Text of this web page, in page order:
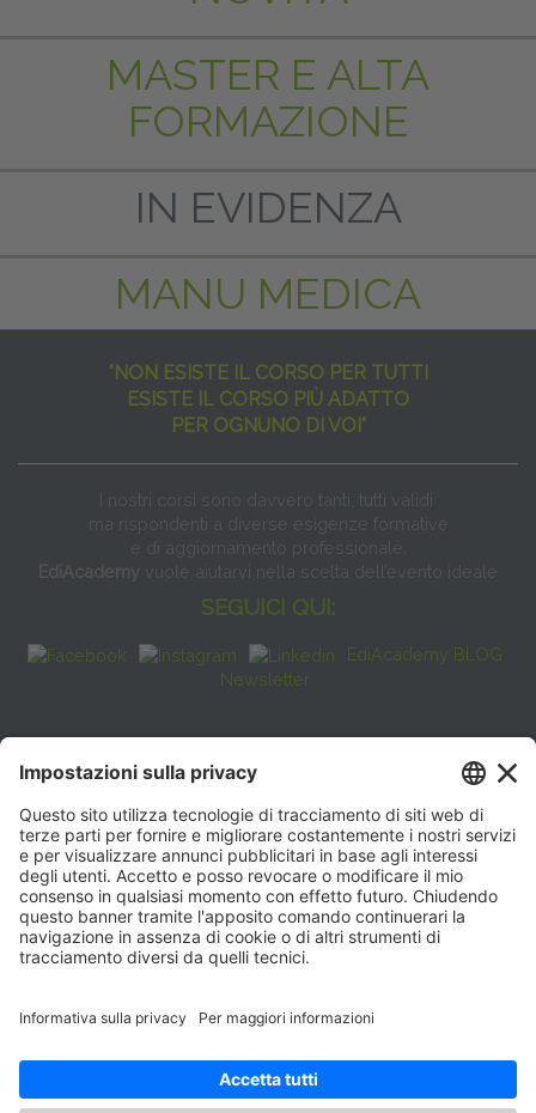
MASTER E ALTA
FORMAZIONE
IN EVIDENZA
MANU MEDICA
"NON ESISTE IL CORSO PER TUTTI
ESISTE IL CORSO PIÙ ADATTO
PER OGNUNO DI VOI"
I nostri corsi sono davvero tanti, tutti validi
ma rispondenti a diverse esigenze formative
e di aggiornamento professionale.
EdiAcademy vuole aiutarvi nella scelta dell’evento ideale
SEGUICI QUI:
EdiAcademy BLOG
Newsletter
FAQ
CONTATTI
EdiAcademy
Sede operativa: V.le E. Forlanini, 21 - 20134, Milano
(+39)0270211274
E-mail:formazione@eenet.it
Sede legale: V.le E. Forlanini, 21 - 20134, Milano
ORARI SEGRETERIA
Lunedì—Giovedì: 08:30–17:30
Venerdì: 08:30–16:00